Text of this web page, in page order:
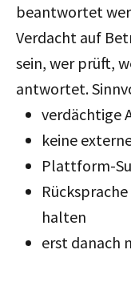
beantwortet
Verdacht auf
sein, wer prüft,
antwortet.
verdächtige
keine
Plattform-
halten
erst danach